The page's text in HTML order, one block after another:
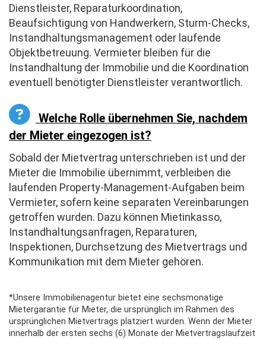
Dienstleister, Reparaturkoordination,
Beaufsichtigung von Handwerkern, Sturm-Checks,
Instandhaltungsmanagement oder laufende
Objektbetreuung. Vermieter bleiben für die
Instandhaltung der Immobilie und die Koordination
eventuell benötigter Dienstleister verantwortlich.
Welche Rolle übernehmen Sie, nachdem
der Mieter eingezogen ist?
Sobald der Mietvertrag unterschrieben ist und der
Mieter die Immobilie übernimmt, verbleiben die
laufenden Property-Management-Aufgaben beim
Vermieter, sofern keine separaten Vereinbarungen
getroffen wurden. Dazu können Mietinkasso,
Instandhaltungsanfragen, Reparaturen,
Inspektionen, Durchsetzung des Mietvertrags und
Kommunikation mit dem Mieter gehören.
*Unsere Immobilienagentur bietet eine sechsmonatige
Mietergarantie für Mieter, die ursprünglich im Rahmen des
ursprünglichen Mietvertrags platziert wurden. Wenn der Mieter
innerhalb der ersten sechs (6) Monate der Mietvertragslaufzeit